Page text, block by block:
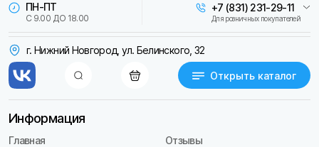
г. Нижний Новгород, ул. Белинского, 32
Открыть каталог
ПН-ПТ
С 9.00 ДО 18.00
+7 (831) 231-29-11
Для розничных покупателей
Информация
Главная
Отзывы